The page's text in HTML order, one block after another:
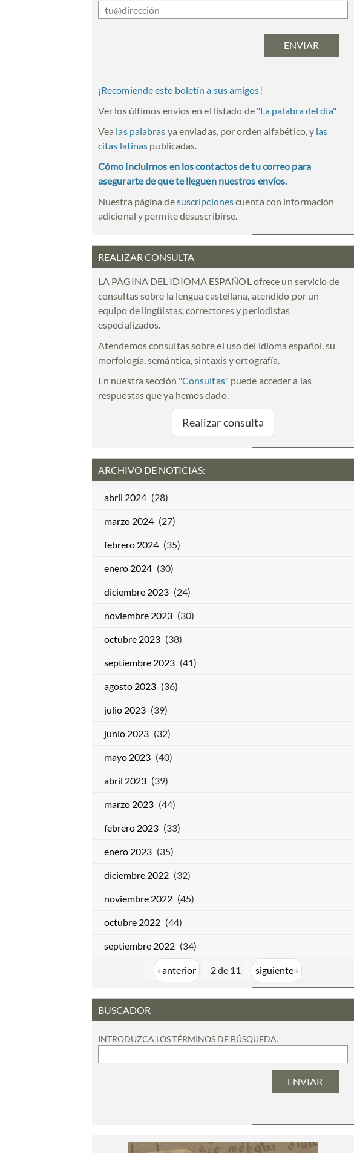
¡Recomiende este boletín a sus amigos!
Ver los últimos envíos en el listado de "La palabra del día"
Vea las palabras ya enviadas, por orden alfabético, y las
citas latinas publicadas.
Cómo incluirnos en los contactos de tu correo para
asegurarte de que te lleguen nuestros envíos.
Nuestra página desuscripcionescuenta con información
adicional y permite desuscribirse.
REALIZAR CONSULTA
LA PÁGINA DEL IDIOMA ESPAÑOL ofrece un servicio de
consultas sobre la lengua castellana, atendido por un
equipo de lingüistas, correctores y periodistas
especializados.
Atendemos consultas sobre el uso del idioma español, su
morfología, semántica, sintaxis y ortografía.
En nuestra sección "Consultas" puede acceder a las
respuestas que ya hemos dado.
Realizar consulta
ARCHIVO DE NOTICIAS:
abril 2024 (28)
marzo 2024 (27)
febrero 2024 (35)
enero 2024 (30)
diciembre 2023 (24)
noviembre 2023 (30)
octubre 2023 (38)
septiembre 2023 (41)
agosto 2023 (36)
julio 2023 (39)
junio 2023 (32)
mayo 2023 (40)
abril 2023 (39)
marzo 2023 (44)
febrero 2023 (33)
enero 2023 (35)
diciembre 2022 (32)
noviembre 2022 (45)
octubre 2022 (44)
septiembre 2022 (34)
‹ anterior 2 de 11 siguiente ›
BUSCADOR
INTRODUZCA LOS TÉRMINOS DE BÚSQUEDA.